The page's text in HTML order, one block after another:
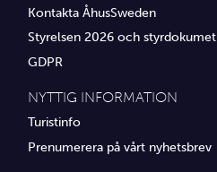
Kontakta ÅhusSweden
Styrelsen 2026 och styrdokumet
GDPR
NYTTIG INFORMATION
Turistinfo
Prenumerera på vårt nyhetsbrev